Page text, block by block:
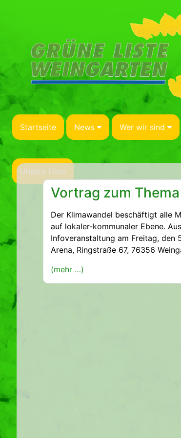
Startseite News Wer wir sind
Unsere Liste
Vortrag zum
Der Klimawandel beschäftigt alle
auf lokaler-kommunaler Ebene.
Infoveranstaltung am Freitag, den
Arena, Ringstraße 67, 76356
(mehr …)